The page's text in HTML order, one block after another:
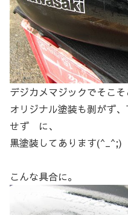
デジカメマジックでそこそ
オリジナル塗装も剥がず
せず に、
黒塗装してあります(^_^;)
こんな具合に。